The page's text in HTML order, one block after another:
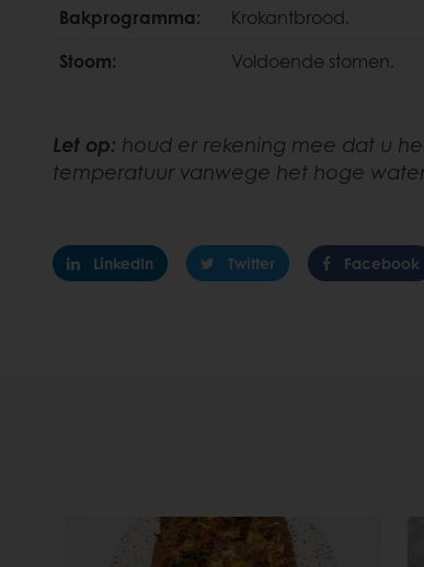
Bakprogramma:
Krokantbrood.
Stoom:
Voldoende stomen.
Let op: houd er rekening mee dat u
temperatuur vanwege het hoge
LinkedIn Twitter Facebook